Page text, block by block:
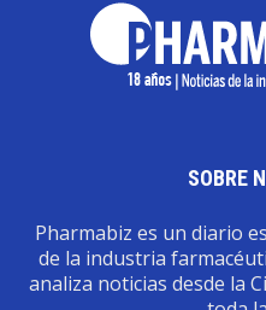
SOBRE
Pharmabiz es un diario
de la industria
analiza noticias desde la